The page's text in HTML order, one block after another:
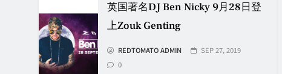
英国著名DJ Ben Nicky 9月28日登
上Zouk Genting
REDTOMATO ADMIN
SEP 27, 2019
0